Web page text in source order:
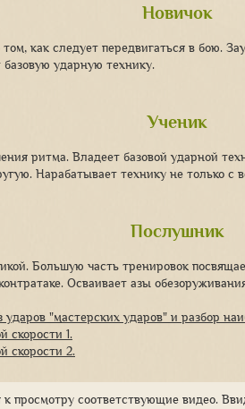
Новичок
как следует передвигаться в бою.
ударную технику.
Ученик
ритма. Владеет базовой ударной
Нарабатывает технику не только с
Послушник
Большую часть тренировок
Осваивает азы
"мастерских ударов" и разбор
скорости 1.
скорости 2.
просмотру соответствующие видео.